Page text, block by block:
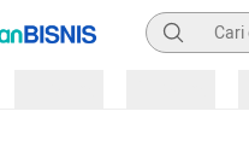
Pencarian